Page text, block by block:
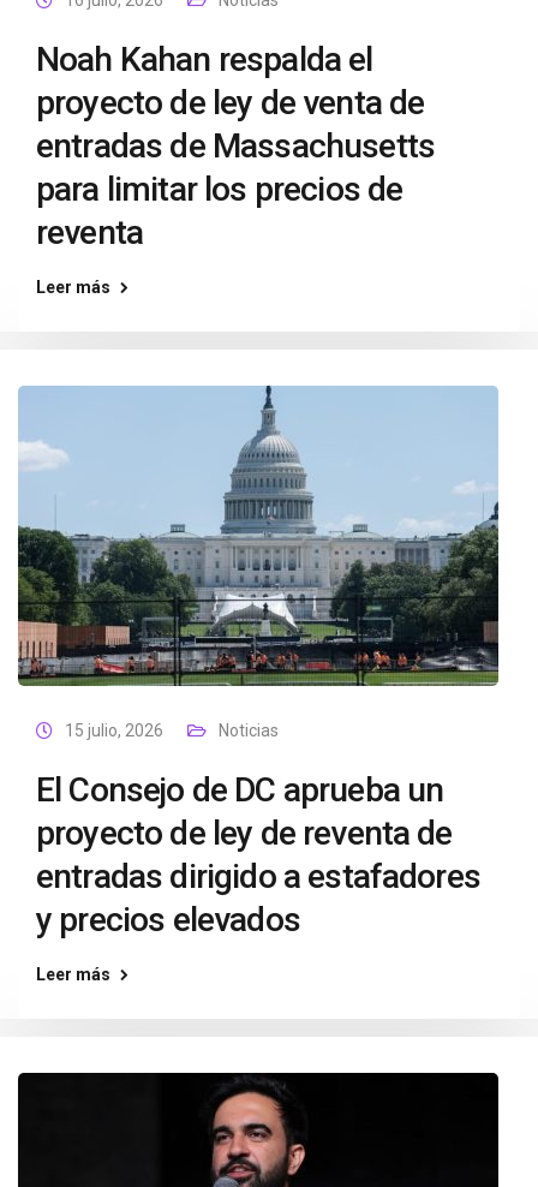
Noah Kahan respalda el
proyecto de ley de venta de
entradas de Massachusetts
para limitar los precios de
reventa
Leer más
15 julio, 2026 Noticias
El Consejo de DC aprueba un
proyecto de ley de reventa de
entradas dirigido a estafadores
y precios elevados
Leer más